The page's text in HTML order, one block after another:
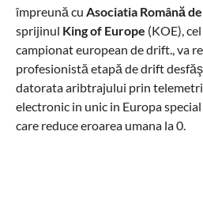
împreună cu Asociatia Română
sprijinul King of Europe (KOE),
campionat european de drift., va
profesionistă etapă de drift
datorata aribtrajului prin
electronic in unic in Europa
care reduce eroarea umana la 0.